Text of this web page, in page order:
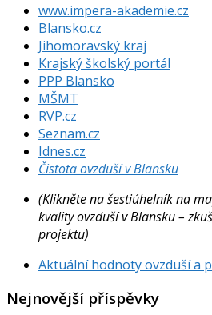
www.impera-akademie.cz
Blansko.cz
Jihomoravský kraj
Krajský školský portál
PPP Blansko
MŠMT
RVP.cz
Seznam.cz
Idnes.cz
Čistota ovzduší v Blansku
(Klikněte na šestiúhelník na
kvality ovzduší v Blansku –
projektu)
Aktuální hodnoty ovzduší a
Nejnovější příspěvky